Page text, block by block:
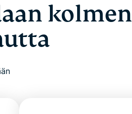
kolmen